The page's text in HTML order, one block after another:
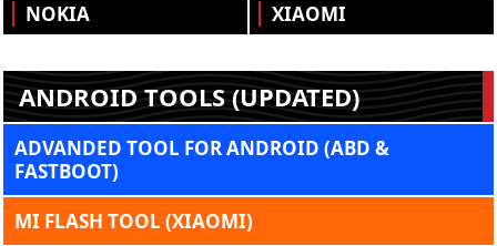
NOKIA
XIAOMI
ANDROID TOOLS (UPDATED)
ADVANDED TOOL FOR ANDROID (ABD &
FASTBOOT)
MI FLASH TOOL (XIAOMI)